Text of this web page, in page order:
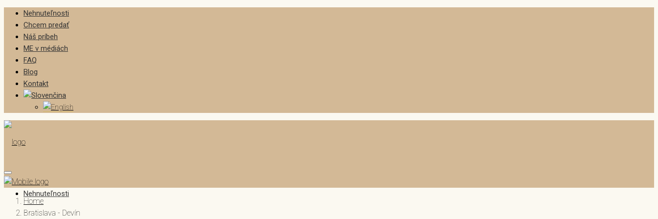
Nehnuteľnosti
Chcem predať
Náš príbeh
ME v médiách
FAQ
Blog
Kontakt
Nehnuteľnosti
Home
Bratislava - Devín